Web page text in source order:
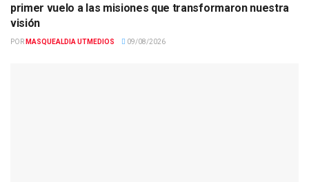
primer vuelo a las misiones que transformaron nuestra
visión
POR MASQUEALDIA UTMEDIOS 09/08/2026